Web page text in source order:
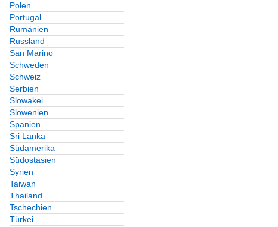
Polen
Portugal
Rumänien
Russland
San Marino
Schweden
Schweiz
Serbien
Slowakei
Slowenien
Spanien
Sri Lanka
Südamerika
Südostasien
Syrien
Taiwan
Thailand
Tschechien
Türkei